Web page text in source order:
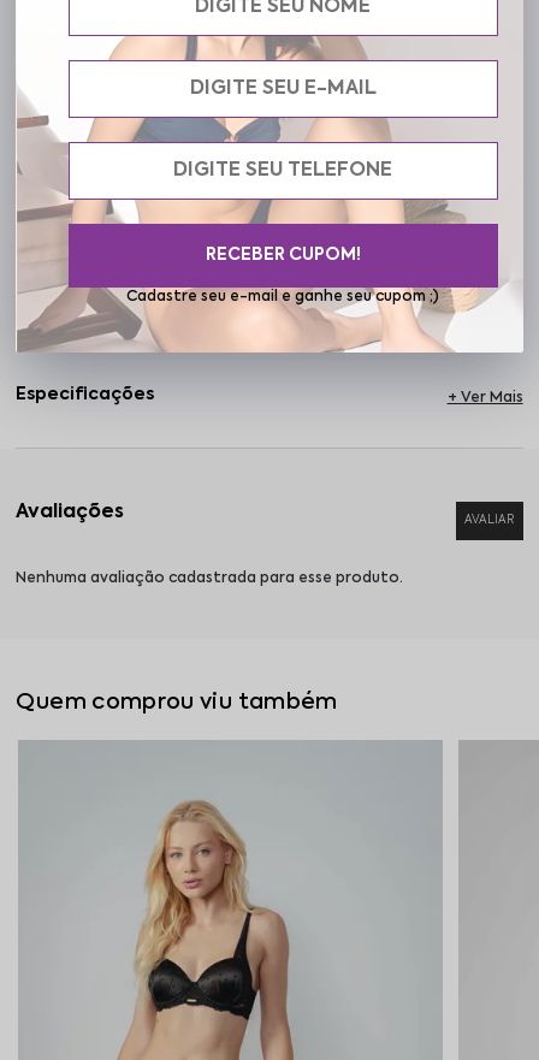
e modelagem impecável. O detalhe em metal adiciona
sofisticação, enquanto as alças reguláveis e a amarração nas
costas permitem ajuste preciso ao corpo. A tanga de estilo
compressão. O desenho valoriza as curvas de forma natural e cria
um visual moderno e elegante para aproveitar o calor brasileiro. O
Paros celebra sua força e sua delicadeza. É um convite para viver o
verão com autenticidade, amor-próprio e o charme leve que só a
Cuidados
Especificações
Nenhuma avaliação cadastrada para esse produto.
Quem comprou viu também
Cadastre seu e-mail e ganhe seu cupom ;)
RECEBER CUPOM!